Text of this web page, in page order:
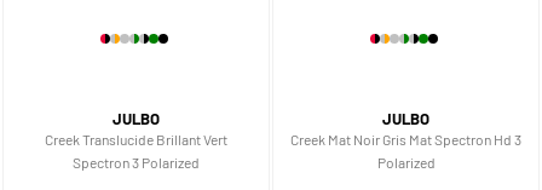
JULBO
Creek Translucide Brillant Vert
Spectron 3 Polarized
JULBO
Creek Mat Noir Gris Mat Spectron Hd 3
Polarized